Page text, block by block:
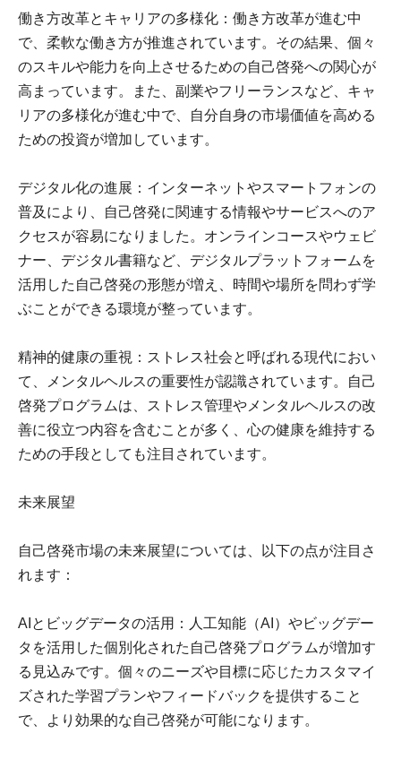
働き方改革とキャリアの多様化：働き方改革が進む中
で、柔軟な働き方が推進されています。その結果、個々
のスキルや能力を向上させるための自己啓発への関心が
高まっています。また、副業やフリーランスなど、キャ
リアの多様化が進む中で、自分自身の市場価値を高める
ための投資が増加しています。
デジタル化の進展：インターネットやスマートフォンの
普及により、自己啓発に関連する情報やサービスへのア
クセスが容易になりました。オンラインコースやウェビ
ナー、デジタル書籍など、デジタルプラットフォームを
活用した自己啓発の形態が増え、時間や場所を問わず学
ぶことができる環境が整っています。
精神的健康の重視：ストレス社会と呼ばれる現代におい
て、メンタルヘルスの重要性が認識されています。自己
啓発プログラムは、ストレス管理やメンタルヘルスの改
善に役立つ内容を含むことが多く、心の健康を維持する
ための手段としても注目されています。
未来展望
自己啓発市場の未来展望については、以下の点が注目さ
れます：
AIとビッグデータの活用：人工知能（AI）やビッグデー
タを活用した個別化された自己啓発プログラムが増加す
る見込みです。個々のニーズや目標に応じたカスタマイ
ズされた学習プランやフィードバックを提供すること
で、より効果的な自己啓発が可能になります。